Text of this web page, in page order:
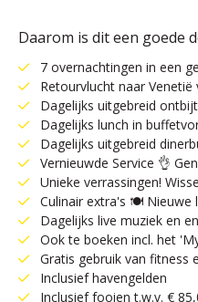
Daarom is dit een goede
7 overnachtingen in een
Retourvlucht naar
Dagelijks uitgebreid
Dagelijks lunch in
Dagelijks uitgebreid
Vernieuwde Service 👌
Unieke verrassingen!
Culinair extra's 🍽️ Nieuwe
Dagelijks live muziek en
Ook te boeken incl. het
Gratis gebruik van fitness
Inclusief havengelden
Inclusief fooien t.w.v. €